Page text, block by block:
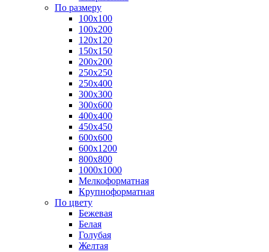
По размеру
100х100
100х200
120х120
150х150
200х200
250х250
250х400
300х300
300х600
400х400
450х450
600х600
600х1200
800х800
1000х1000
Мелкоформатная
Крупноформатная
По цвету
Бежевая
Белая
Голубая
Желтая